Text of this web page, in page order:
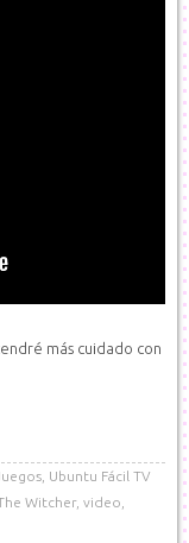
más cuidado con
Juegos Ubuntu Fácil TV
Witcher, video